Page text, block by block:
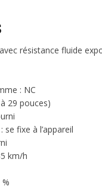
résistance fluide
: NC
29 pouces)
fixe à l’appareil
km/h